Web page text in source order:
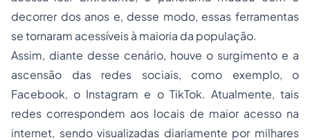
decorrer dos anos e, desse modo, essas ferramentas
se tornaram acessíveis à maioria da população.
Assim, diante desse cenário, houve o surgimento e a
ascensão das redes sociais, como exemplo, o
Facebook, o Instagram e o TikTok. Atualmente, tais
redes correspondem aos locais de maior acesso na
internet, sendo visualizadas diariamente por milhares